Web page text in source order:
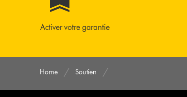
Activer votre garantie
Home Soutien